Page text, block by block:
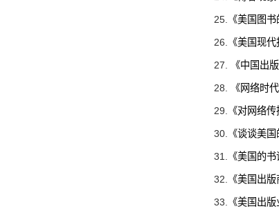
25. 《美国图
26. 《美国现
27. 《中国出
28. 《网络时
29. 《对网络
30. 《谈谈美
31. 《美国的
32. 《美国出
33. 《美国出